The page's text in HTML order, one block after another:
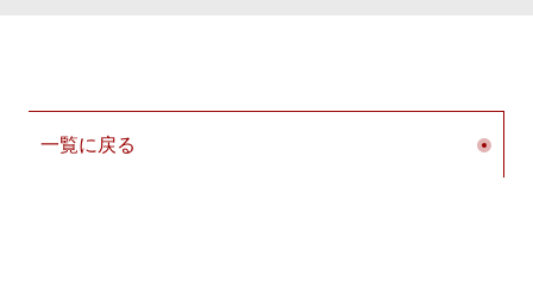
一覧に戻る